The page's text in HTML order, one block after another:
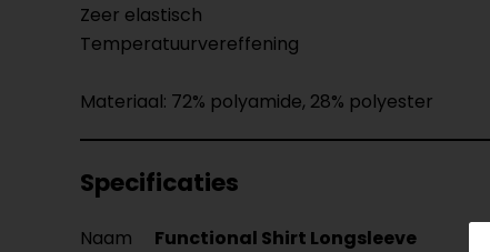
Zeer elastisch
Temperatuurvereffening
Materiaal: 72% polyamide, 28% polyester
Specificaties
Naam Functional Shirt Longsleeve